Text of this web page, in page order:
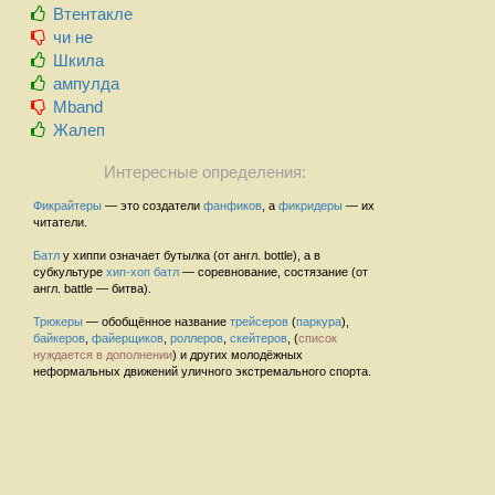
Втентакле
чи не
Шкила
ампулда
Mband
Жалеп
Интересные определения:
Фикрайтеры — это создатели фанфиков , а фикридеры — их
читатели.
Батл у хиппи означает бутылка (от англ. bottle), а в
субкультуре хип-хоп батл — соревнование, состязание (от
англ. battle — битва).
Трюкеры — обобщённое название трейсеров (паркура),
байкеров файерщиков роллеров скейтеров , (список
нуждается в дополнении) и других молодёжных
неформальных движений уличного экстремального спорта.